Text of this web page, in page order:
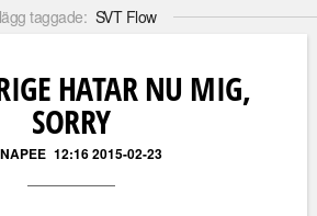
taggade: SVT Flow
HATAR NU MIG,
SORRY
12:16 2015-02-23